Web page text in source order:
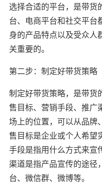
选择合适的平台，是带货
台、电商平台和社交平台
身的产品特点以及受众人
关重要的。
第二步：制定好带货策略
制定好带货策略，是带货
售目标、营销手段、推广
场上的位置，可以从品牌
售目标是企业或个人希望
手段是指用什么方式来宣
渠道是指产品宣传的途径
台、微信群、微博等。